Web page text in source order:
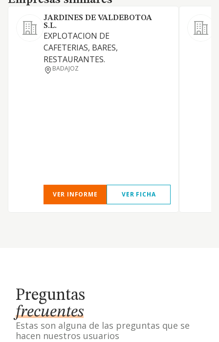
JARDINES DE VALDEBOTOA
S.L.
EXPLOTACION DE
CAFETERIAS, BARES,
RESTAURANTES.
BADAJOZ
VER INFORME VER FICHA
Preguntas
frecuentes
Estas son alguna de las preguntas que se
hacen nuestros usuarios